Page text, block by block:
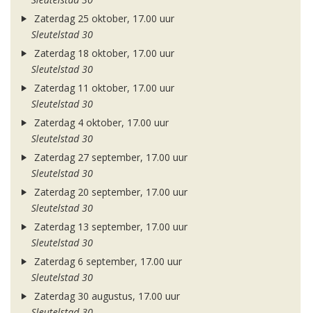
Zaterdag 25 oktober, 17.00 uur
Sleutelstad 30
Zaterdag 18 oktober, 17.00 uur
Sleutelstad 30
Zaterdag 11 oktober, 17.00 uur
Sleutelstad 30
Zaterdag 4 oktober, 17.00 uur
Sleutelstad 30
Zaterdag 27 september, 17.00 uur
Sleutelstad 30
Zaterdag 20 september, 17.00 uur
Sleutelstad 30
Zaterdag 13 september, 17.00 uur
Sleutelstad 30
Zaterdag 6 september, 17.00 uur
Sleutelstad 30
Zaterdag 30 augustus, 17.00 uur